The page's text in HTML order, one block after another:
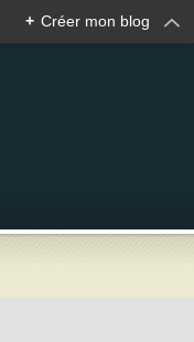
+ Créer mon blog